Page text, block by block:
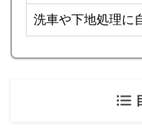
洗車や下地処理に